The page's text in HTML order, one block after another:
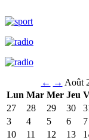
← → Août
Lun Mar Mer Jeu
27
28 29 30
3
4 5 6 7
10
11 12 13